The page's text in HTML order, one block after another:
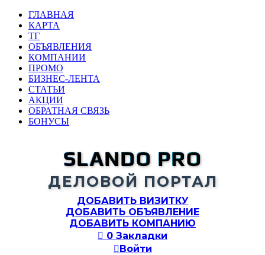
ГЛАВНАЯ
КАРТА
ТГ
ОБЪЯВЛЕНИЯ
КОМПАНИИ
ПРОМО
БИЗНЕС-ЛЕНТА
СТАТЬИ
АКЦИИ
ОБРАТНАЯ СВЯЗЬ
БОНУСЫ
SLANDO PRO
ДЕЛОВОЙ ПОРТАЛ
ДОБАВИТЬ ВИЗИТКУ
ДОБАВИТЬ ОБЪЯВЛЕНИЕ
ДОБАВИТЬ КОМПАНИЮ
 0 Закладки
Войти